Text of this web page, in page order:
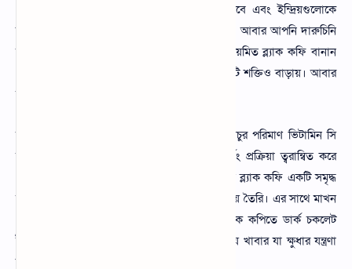
পান করলে আপনার মেটাবলিজম কে বাড়িয়ে তুলবে এবং ইন্দ্রিয়গুলোকে
জাগিয়ে তুলবে যা শরীরে ওজন কমাতে সাহায্য করে। আবার আপনি দারুচিনি
যুক্ত ব্ল্যাক কফি খেতে পারেন সামান্য দারুচিনিয়ে নিয়মিত ব্ল্যাক কফি বানান
এবং দারুচিনি গুঁড়ো কেবল সাহায্য করে না, ইমীউনিটি শক্তিও বাড়ায়। আবার
যা ওজন কমানোর জন্য অত্যন্ত কার্যকরী লেবুতে প্রচুর পরিমাণ ভিটামিন সি
রয়েছে এবং এটা ব্ল্যাক কফির সংমিশ্রণে ফ্যাট বার্নিং প্রক্রিয়া ত্বরান্বিত করে
ওজন কমায়। অনেকে ব্ল্যাক কফি খাই। এটি নিয়মিত ব্ল্যাক কফি একটি সমৃদ্ধ
সম্মিলিত পদ্ধতি। এর তেল মাখন ও কফির মিশ্রণ দিয়ে তৈরি। এর সাথে মাখন
ও তৈরি যোগ করা হয়। খিদে মেটাতে নিয়মিত ব্লাক কপিতে ডার্ক চকলেট
টুকরো যোগ করে খেতে পারে। এটি শক্তিশালী পানীয় খাবার যা ক্ষুধার যন্ত্রণা